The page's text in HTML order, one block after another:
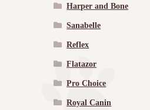
Harper and Bone
Sanabelle
Reflex
Flatazor
Pro Choice
Royal Canin